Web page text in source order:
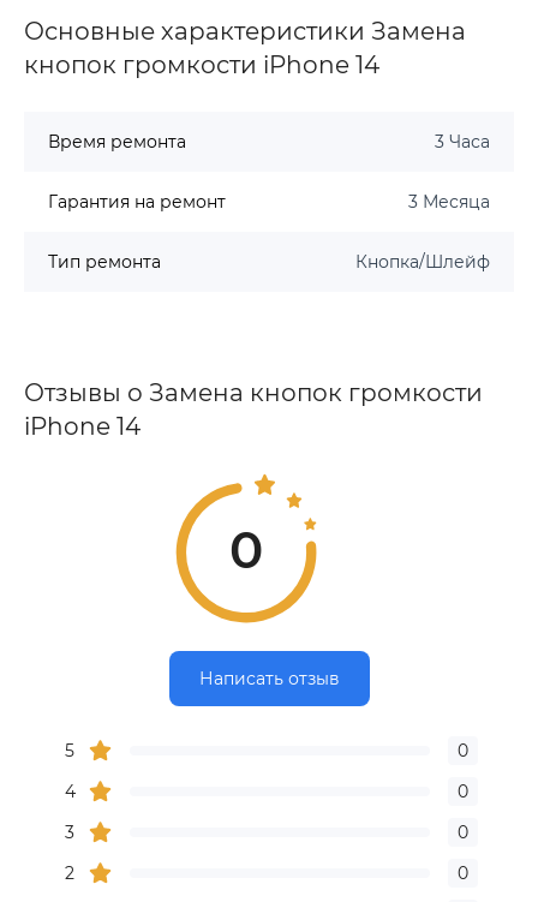
Основные характеристики Замена
кнопок громкости iPhone 14
Время ремонта 3 Часа
Гарантия на ремонт 3 Месяца
Тип ремонта Кнопка/Шлейф
Отзывы о Замена кнопок громкости
iPhone 14
0
Написать отзыв
5
0
4
0
3
0
2
0